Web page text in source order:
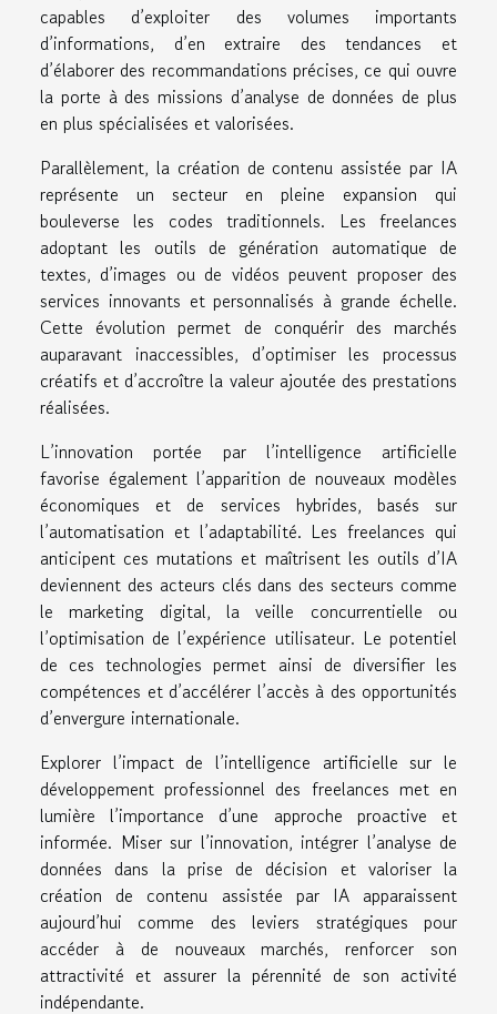
capables d’exploiter des volumes importants
d’informations, d’en extraire des tendances et
d’élaborer des recommandations précises, ce qui ouvre
la porte à des missions d’analyse de données de plus
en plus spécialisées et valorisées.
Parallèlement, la création de contenu assistée par IA
représente un secteur en pleine expansion qui
bouleverse les codes traditionnels. Les freelances
adoptant les outils de génération automatique de
textes, d’images ou de vidéos peuvent proposer des
services innovants et personnalisés à grande échelle.
Cette évolution permet de conquérir des marchés
auparavant inaccessibles, d’optimiser les processus
créatifs et d’accroître la valeur ajoutée des prestations
réalisées.
L’innovation portée par l’intelligence artificielle
favorise également l’apparition de nouveaux modèles
économiques et de services hybrides, basés sur
l’automatisation et l’adaptabilité. Les freelances qui
anticipent ces mutations et maîtrisent les outils d’IA
deviennent des acteurs clés dans des secteurs comme
le marketing digital, la veille concurrentielle ou
l’optimisation de l’expérience utilisateur. Le potentiel
de ces technologies permet ainsi de diversifier les
compétences et d’accélérer l’accès à des opportunités
d’envergure internationale.
Explorer l’impact de l’intelligence artificielle sur le
développement professionnel des freelances met en
lumière l’importance d’une approche proactive et
informée. Miser sur l’innovation, intégrer l’analyse de
données dans la prise de décision et valoriser la
création de contenu assistée par IA apparaissent
aujourd’hui comme des leviers stratégiques pour
accéder à de nouveaux marchés, renforcer son
attractivité et assurer la pérennité de son activité
indépendante.